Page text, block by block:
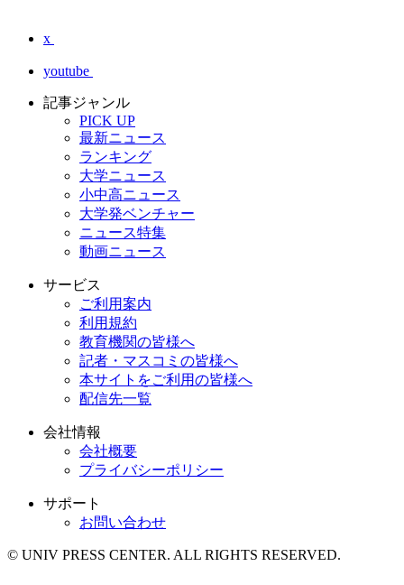
x
youtube
記事ジャンル
PICK UP
最新ニュース
ランキング
大学ニュース
小中高ニュース
大学発ベンチャー
ニュース特集
動画ニュース
サービス
ご利用案内
利用規約
教育機関の皆様へ
記者・マスコミの皆様へ
本サイトをご利用の皆様へ
配信先一覧
会社情報
会社概要
プライバシーポリシー
サポート
お問い合わせ
© UNIV PRESS CENTER. ALL RIGHTS RESERVED.